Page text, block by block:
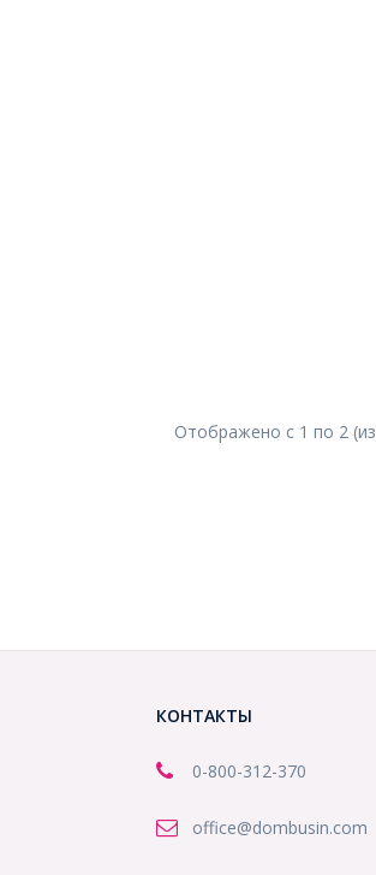
Отображено с 1 по 2 (из
КОНТАКТЫ
0-800-312-370
office@dombusin.com